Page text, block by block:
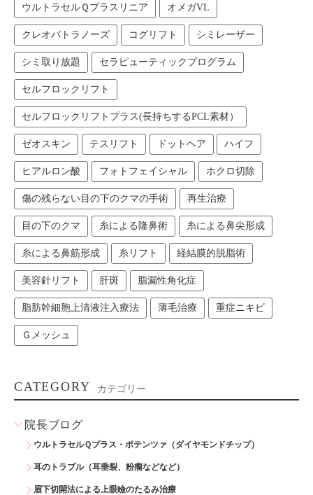
ウルトラセルＱプラスリニア オメガVL
クレオパトラノーズ コグリフト シミレーザー
シミ取り放題 セラピューティックプログラム
セルフロックリフト
セルフロックリフトプラス(長持ちするPCL素材）
ゼオスキン テスリフト ドットヘア ハイフ
ヒアルロン酸 フォトフェイシャル ホクロ切除
傷の残らない目の下のクマの手術 再生治療
目の下のクマ 糸による隆鼻術 糸による鼻尖形成
糸による鼻筋形成 糸リフト 経結膜的脱脂術
美容針リフト 肝斑 脂漏性角化症
脂肪幹細胞上清液注入療法 薄毛治療 重症ニキビ
Ｇメッシュ
CATEGORY カテゴリー
院長ブログ
ウルトラセルＱプラス・ポテンツァ（ダイヤモンドチップ）
耳のトラブル（耳垂裂、粉瘤などなど）
眉下切開法による上眼瞼のたるみ治療